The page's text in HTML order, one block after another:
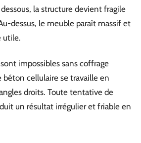
la structure devient fragile
dessus, le meuble paraît massif et
utile.
impossibles sans coffrage
cellulaire se travaille en
droits. Toute tentative de
un résultat irrégulier et friable en